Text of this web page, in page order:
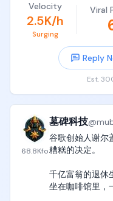
Velocity
2.5K/h
Surging
Viral
Reply
Est.
68.8Kfo
墓碑科技@
谷歌创始人谢尔
糟糕的决定。
千亿富翁的退休
坐在咖啡馆里，